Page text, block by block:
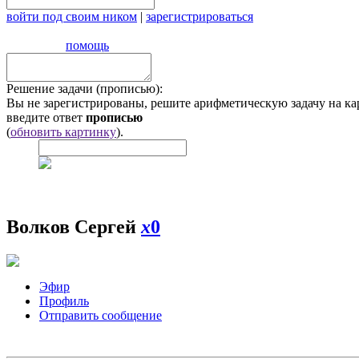
войти под своим ником | зарегистрироваться
помощь
Решение задачи (прописью):
Вы не зарегистрированы, решите арифметическую задачу на
введите ответ прописью
(обновить картинку).
Волков Сергей x0
Эфир
Профиль
Отправить сообщение